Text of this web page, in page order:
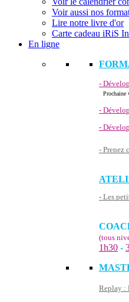
Voir aussi nos
Lire notre livre d'or
Carte cadeau iRiS
En ligne
-
Prochaine
-
-
- Prenez
- Les
(tous
1h30 -
Replay :